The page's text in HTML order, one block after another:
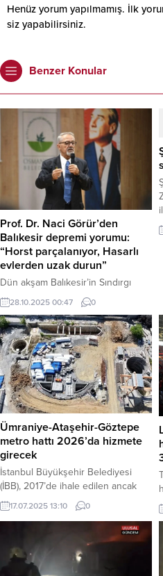
Henüz yorum yapılmamış. İlk
siz yapabilirsiniz.
Benzer Konular
Prof. Dr. Naci Görür’den
Balıkesir depremi yorumu:
“Horst parçalanıyor, Hasarlı
evlerden uzak durun”
Dün akşam Balıkesir’in Sındırgı
ilçesinde meydana gelen 6.1
büyüklüğündeki depremin
ardından, yer bilimci Prof. Dr. Naci
Görür’den ilk teknik değerlendirme
ve uyarı geldi. Görür, depremin
“parçalanan” bir fay bloğu (horst)
üzerinde meydana geldiğini
belirterek, “Hasarlı evlerden uzak
durun,” uyarısını yineledi. Haber
Merkezi – Deprem uzmanı Prof. Dr.
Naci Görür, Sındırgı’da...
28.10.2025 00:47 0
Ümraniye-Ataşehir-Göztepe
metro hattı 2026’da hizmete
girecek
İstanbul Büyükşehir Belediyesi
(İBB), 2017’de ihale edilen ancak
2018’de finansman yetersizliği
nedeniyle duran Ümraniye-
Ataşehir-Göztepe Metro Hattı
projesini 2019’da uluslararası
kredilerle yeniden başlattı. 11
istasyondan oluşan 13 km’lik hatta,
17.07.2025 13:10 0